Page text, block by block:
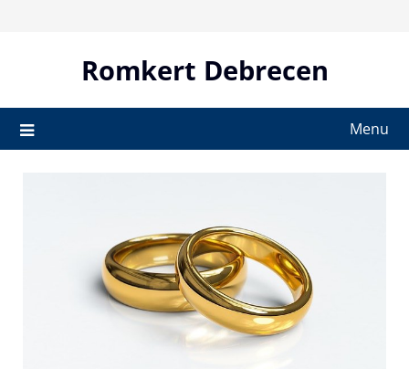
Romkert Debrecen
Menu